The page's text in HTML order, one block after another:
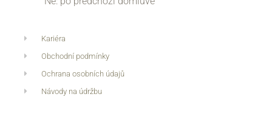
Kariéra
Obchodní podmínky
Ochrana osobních údajů
Návody na údržbu